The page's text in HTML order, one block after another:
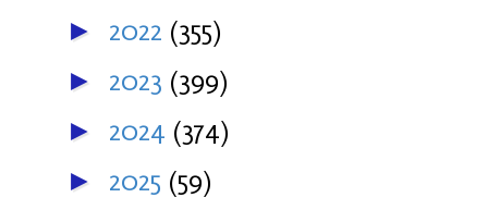
► 2022 (355)
► 2023 (399)
► 2024 (374)
► 2025 (59)